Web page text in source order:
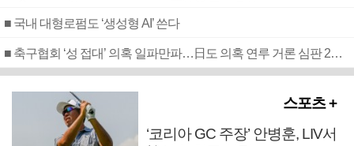
■ 국내 대형로펌도 ‘생성형 AI’ 쓴다
■ 축구협회 ‘성 접대’ 의혹 일파만파…日도 의혹 연루 거론 심판 2명 조사
스포츠 +
‘코리아 GC 주장’ 안병훈, LIV서